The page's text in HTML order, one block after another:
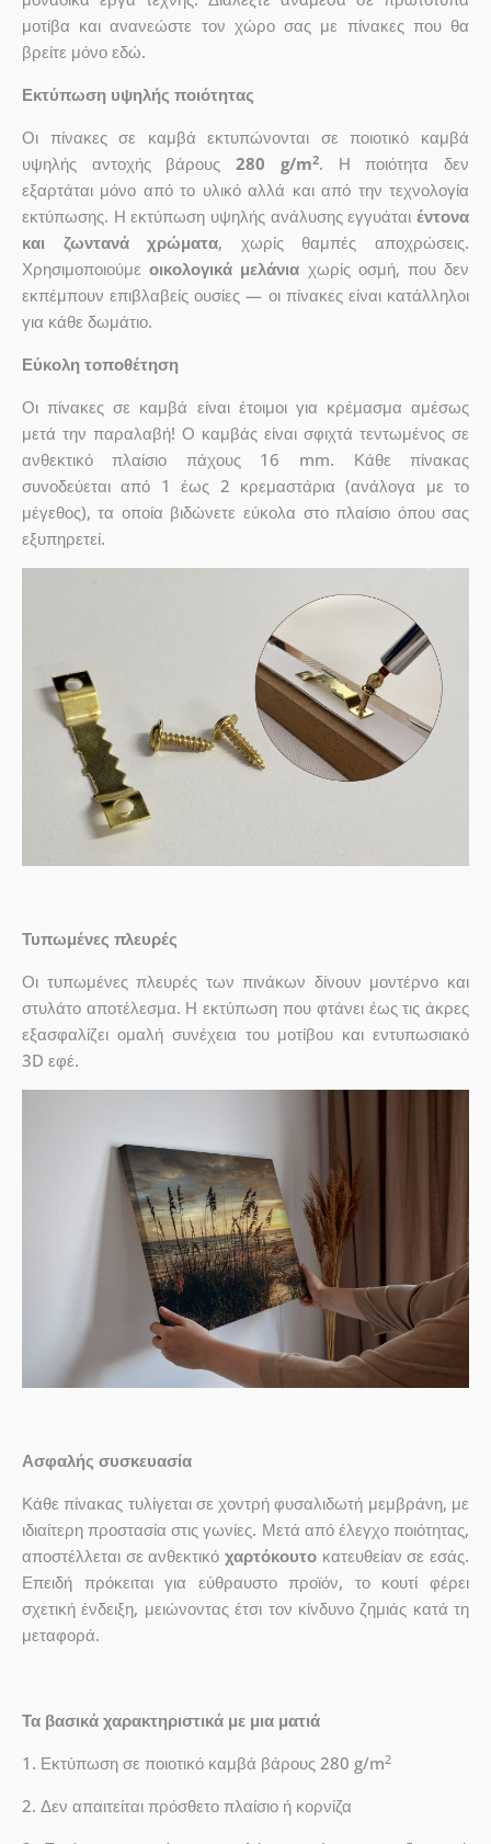
μοτίβα και ανανεώστε τον χώρο σας με πίνακες που θα
βρείτε μόνο εδώ.
Εκτύπωση υψηλής ποιότητας
Οι πίνακες σε καμβά εκτυπώνονται σε ποιοτικό καμβά
υψηλής αντοχής βάρους280 g/m2. Η ποιότητα δεν
εξαρτάται μόνο από το υλικό αλλά και από την τεχνολογία
εκτύπωσης. Η εκτύπωση υψηλής ανάλυσης εγγυάταιέντονα
και ζωντανά χρώματα, χωρίς θαμπές αποχρώσεις.
Χρησιμοποιούμεοικολογικά μελάνια χωρίς οσμή, που δεν
εκπέμπουν επιβλαβείς ουσίες — οι πίνακες είναι κατάλληλοι
για κάθε δωμάτιο.
Εύκολη τοποθέτηση
Οι πίνακες σε καμβά είναι έτοιμοι για κρέμασμα αμέσως
μετά την παραλαβή! Ο καμβάς είναι σφιχτά τεντωμένος σε
ανθεκτικό πλαίσιο πάχους 16 mm. Κάθε πίνακας
συνοδεύεται από 1 έως 2 κρεμαστάρια (ανάλογα με το
μέγεθος), τα οποία βιδώνετε εύκολα στο πλαίσιο όπου σας
εξυπηρετεί.
Τυπωμένες πλευρές
Οι τυπωμένες πλευρές των πινάκων δίνουν μοντέρνο και
στυλάτο αποτέλεσμα. Η εκτύπωση που φτάνει έως τις άκρες
εξασφαλίζει ομαλή συνέχεια του μοτίβου και εντυπωσιακό
3D εφέ.
Ασφαλής συσκευασία
Κάθε πίνακας τυλίγεται σε χοντρή φυσαλιδωτή μεμβράνη, με
ιδιαίτερη προστασία στις γωνίες. Μετά από έλεγχο ποιότητας,
αποστέλλεται σε ανθεκτικό χαρτόκουτο κατευθείαν σε εσάς.
Επειδή πρόκειται για εύθραυστο προϊόν, το κουτί φέρει
σχετική ένδειξη, μειώνοντας έτσι τον κίνδυνο ζημιάς κατά τη
μεταφορά.
Τα βασικά χαρακτηριστικά με μια ματιά
1. Εκτύπωση σε ποιοτικό καμβά βάρους 280 g/m2
2. Δεν απαιτείται πρόσθετο πλαίσιο ή κορνίζα